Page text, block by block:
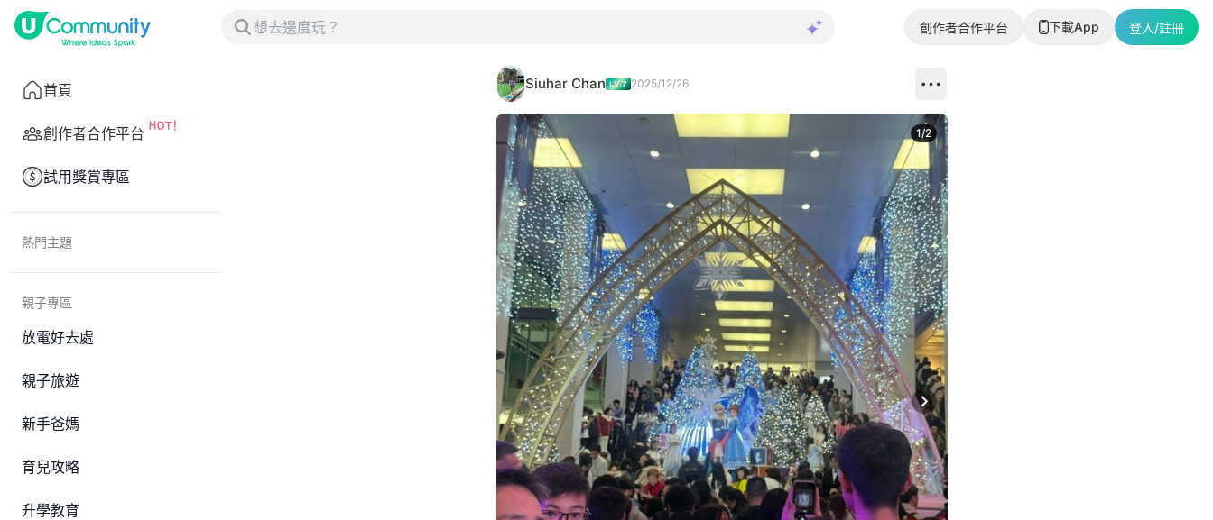
創作者合作平台 下載App 登入/註冊
首頁
創作者合作平台
試用獎賞專區
熱門主題
親子專區
放電好去處
親子旅遊
新手爸媽
育兒攻略
升學教育
Siuhar Chan 2025/12/26
Next slide
1/2